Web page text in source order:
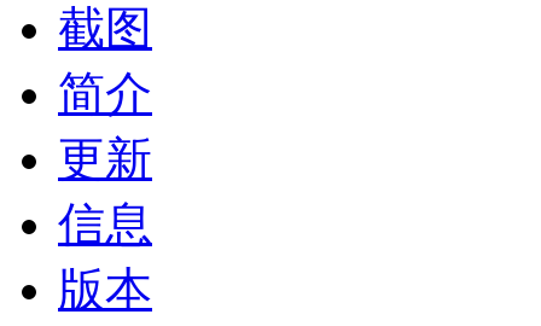
截图
简介
更新
信息
版本